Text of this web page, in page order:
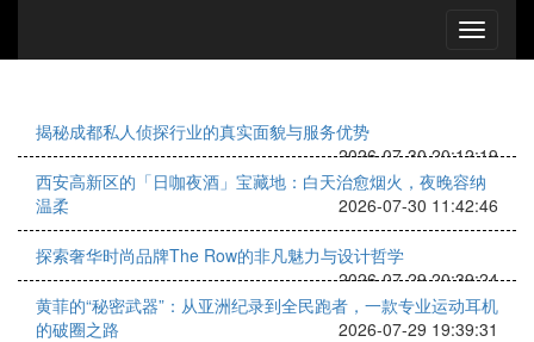
揭秘成都私人侦探行业的真实面貌与服务优势
2026-07-30 20:12:19
西安高新区的「日咖夜酒」宝藏地：白天治愈烟火，夜晚容纳
温柔
2026-07-30 11:42:46
探索奢华时尚品牌The Row的非凡魅力与设计哲学
2026-07-29 20:39:24
黄菲的“秘密武器”：从亚洲纪录到全民跑者，一款专业运动耳机
的破圈之路
2026-07-29 19:39:31